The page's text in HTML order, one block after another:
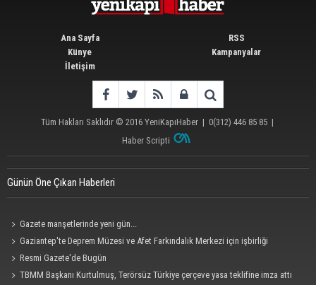
Ana Sayfa
Künye
İletişim
RSS
Kampanyalar
Tüm Hakları Saklıdır © 2016 YeniKapıHaber| 0(312) 446 85 85|
Haber Scripti
Günün Öne Çıkan Haberleri
Gazete manşetlerinde yeni gün...
Gaziantep'te Deprem Müzesi ve Afet Farkındalık Merkezi için işbirliği
protokolü imzalandı
Resmi Gazete'de Bugün
TBMM Başkanı Kurtulmuş, Terörsüz Türkiye çerçeve yasa teklifine imza attı